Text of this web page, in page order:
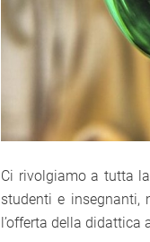
Ci rivolgiamo a tutta
studenti e insegnanti,
l’offerta della